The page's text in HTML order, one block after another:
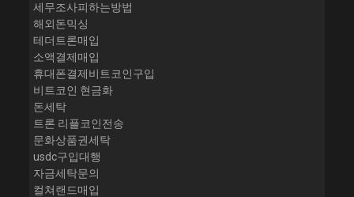
세무조사피하는방법
해외돈믹싱
테더트론매입
소액결제매입
휴대폰결제비트코인구입
비트코인 현금화
돈세탁
트론 리플코인전송
문화상품권세탁
usdc구입대행
자금세탁문의
컬쳐랜드매입